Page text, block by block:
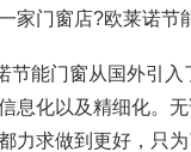
家门窗店?欧莱诺节
能门窗从国外引入
息化以及精细化。
力求做到更好，只